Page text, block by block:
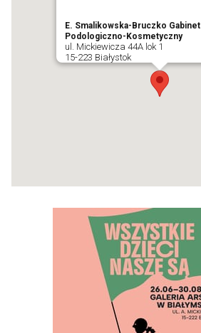
E. Smalikowska-Bruczko Gabinet
Podologiczno-Kosmetyczny
ul. Mickiewicza 44A lok 1
15-223 Białystok